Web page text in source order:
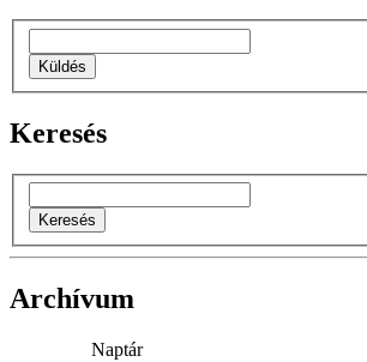
Keresés
Archívum
Naptár